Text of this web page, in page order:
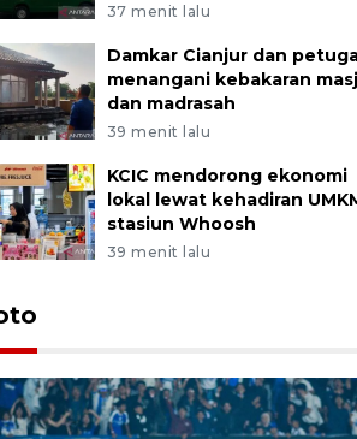
37 menit lalu
Damkar Cianjur dan
menangani kebakaran
dan madrasah
39 menit lalu
KCIC mendorong ekonomi
lokal lewat kehadiran
stasiun Whoosh
39 menit lalu